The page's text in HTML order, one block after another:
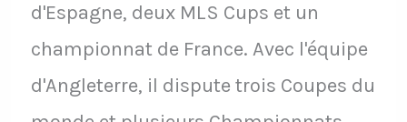
d'Espagne, deux MLS Cups et un
championnat de France. Avec l'équipe
d'Angleterre, il dispute trois Coupes du